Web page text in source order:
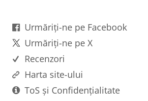
Urmăriți-ne pe Facebook
Urmăriți-ne pe X
Recenzori
Harta site-ului
ToS și Confidențialitate